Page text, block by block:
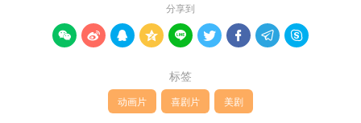
分享到
        
标签
动画片 喜剧片 美剧